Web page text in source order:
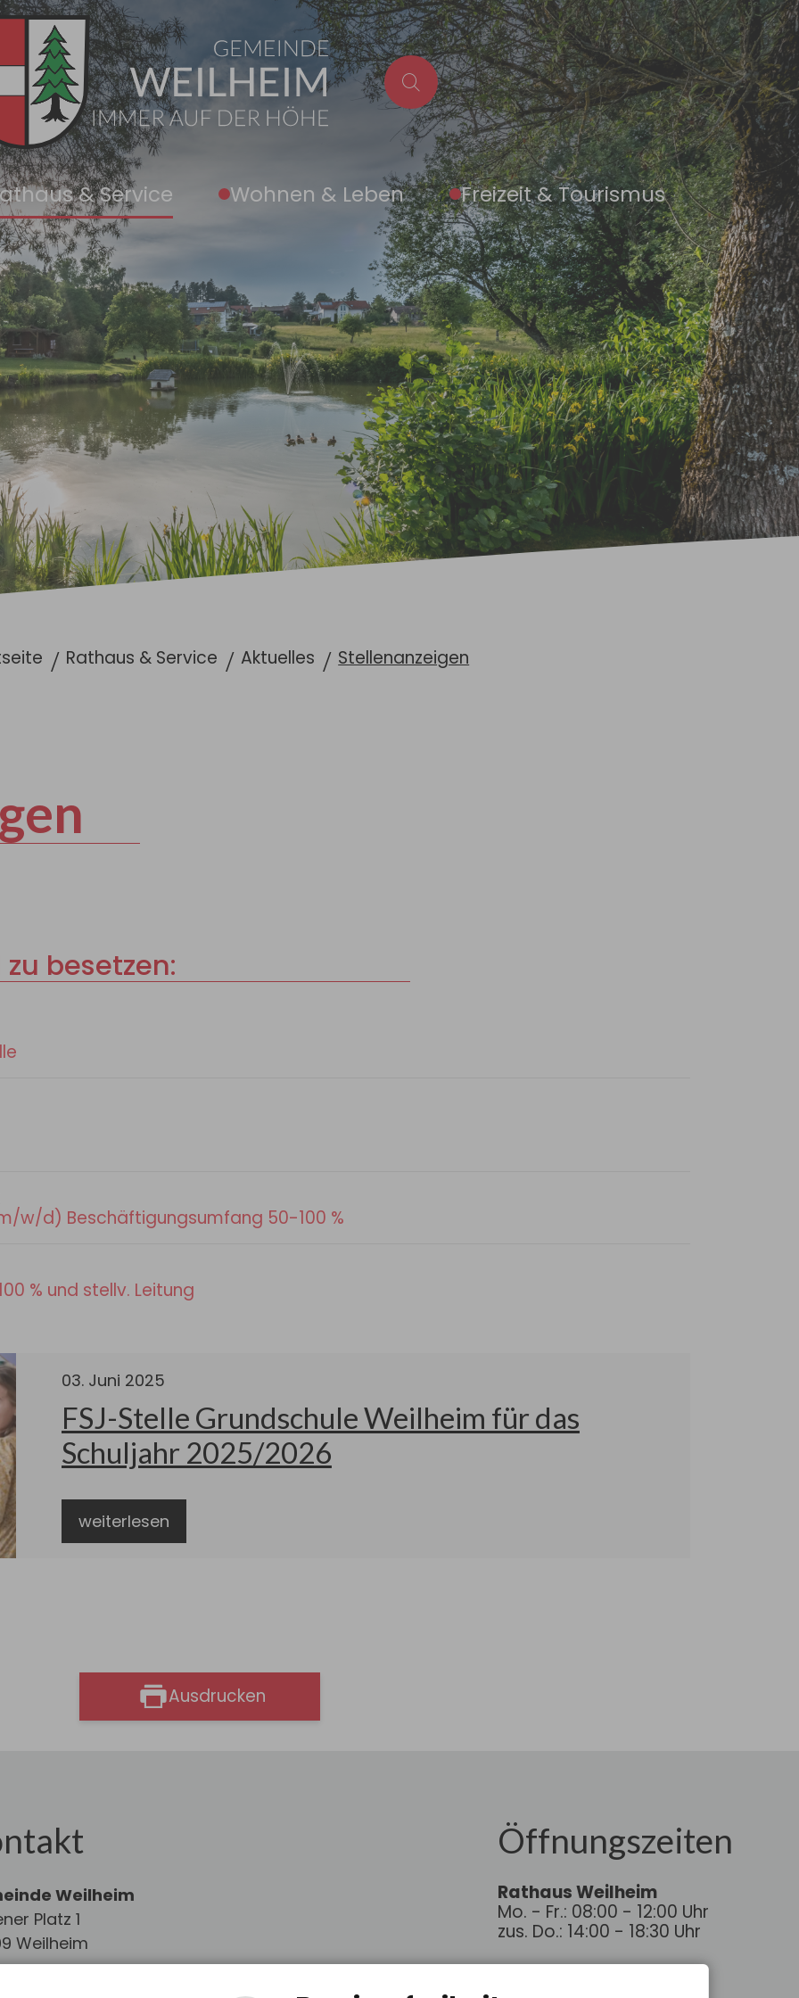
& Service Wohnen & Leben Freizeit & Tourismus
Rathaus & Service Aktuelles Stellenanzeigen
besetzen:
w/d) Beschäftigungsumfang 50-100 %
% und stellv. Leitung
03. Juni 2025
FSJ-Stelle Grundschule Weilheim für das
Schuljahr 2025/2026
weiterlesen
Ausdrucken
Weilheim
Platz 1
Weilheim
Öffnungszeiten
Rathaus Weilheim
Mo. - Fr.: 08:00 - 12:00 Uhr
zus. Do.: 14:00 - 18:30 Uhr